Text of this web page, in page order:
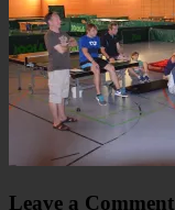
Leave a Comment